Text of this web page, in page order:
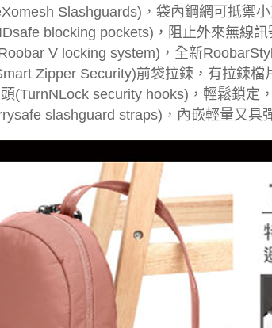
Slashguards)，袋內鋼網可抵禦
blocking pockets)，阻止外來無線
V locking system)，全新
Zipper Security)前袋拉鍊，有拉鍊檔
(TurnNLock security hooks)，輕鬆鎖定
slashguard straps)，內嵌輕量又具